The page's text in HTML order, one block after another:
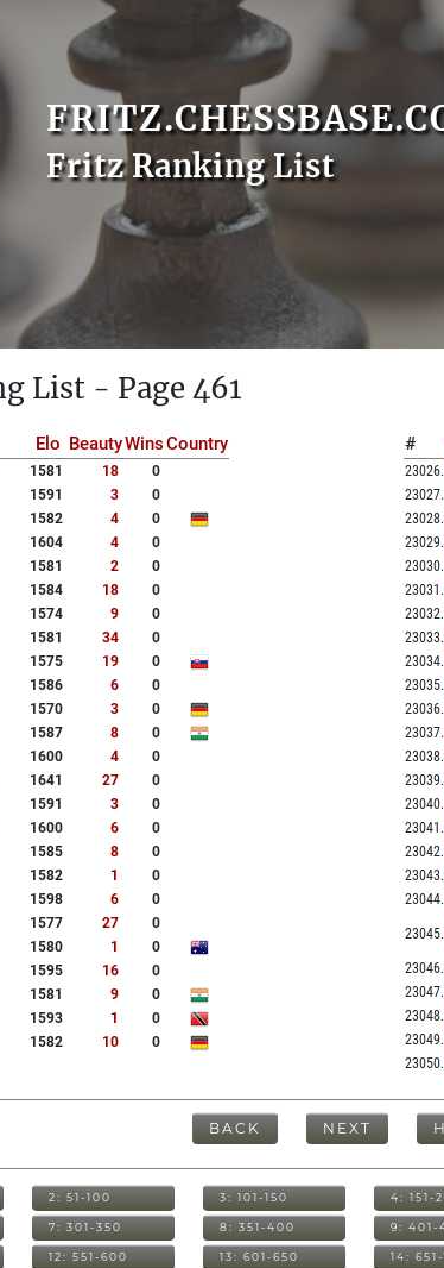
Fritz Ranking List
List - Page 461
Elo BeautyWinsCountry
1581 18
0
1591 3
0
1582 4
0
1604 4
0
1581 2
0
1584 18
0
1574 9
0
1581 34
0
1575 19
0
1586 6
0
1570 3
0
1587 8
0
1600 4
0
1641 27
0
1591 3
0
1600 6
0
1585 8
0
1582 1
0
1598 6
0
1577 27
0
1580 1
0
1595 16
0
1581 9
0
1593 1
0
1582 10 0
#
23026.
23027.
23028.
23029.
23030.
23031 .
23032.
23033.
23034.
23035.
23036.
23037.
23038.
23039.
23040.
23041 .
23042.
23043.
23044.
23045.
23046.
23047.
23048.
23049.
23050.
BACK NEXT
2: 51-100 3: 101-150 4: 151-
7: 301-350 8: 351-400 9: 401-
12: 551-600 13: 601-650 14: